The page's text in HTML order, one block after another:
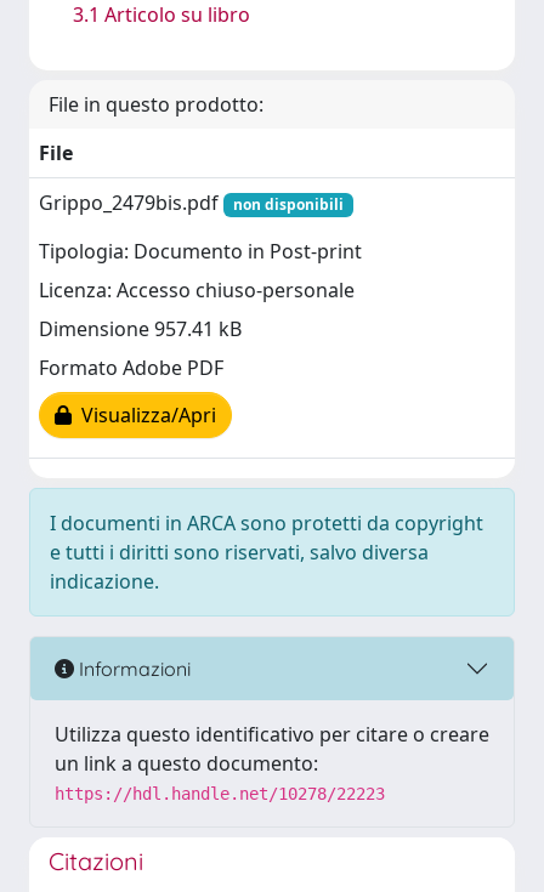
3.1 Articolo su libro
File in questo prodotto:
File
Grippo_2479bis.pdf
non disponibili
Tipologia: Documento in Post-print
Licenza: Accesso chiuso-personale
Dimensione 957.41 kB
Formato Adobe PDF
Visualizza/Apri
I documenti in ARCA sono protetti da copyright
e tutti i diritti sono riservati, salvo diversa
indicazione.
Informazioni
Utilizza questo identificativo per citare o creare
un link a questo documento:
https://hdl.handle.net/10278/22223
Citazioni